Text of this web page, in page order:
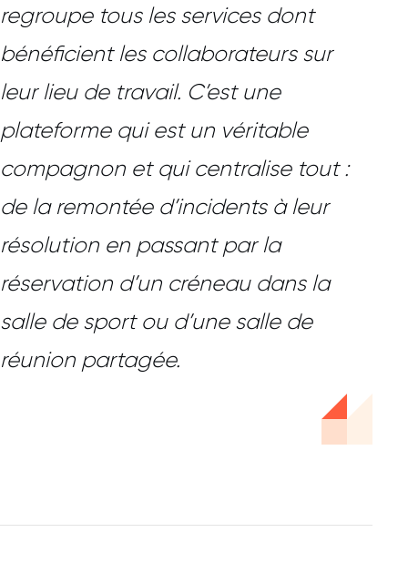
regroupe tous les services dont
bénéficient les collaborateurs sur
leur lieu de travail. C’est une
plateforme qui est un véritable
compagnon et qui centralise tout :
de la remontée d’incidents à leur
résolution en passant par la
réservation d’un créneau dans la
salle de sport ou d’une salle de
réunion partagée.